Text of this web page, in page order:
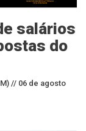
salários
do
// 06 de agosto